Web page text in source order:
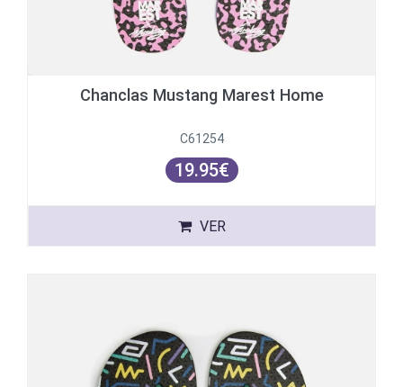
Chanclas Mustang Marest Home
C61254
19.95€
VER